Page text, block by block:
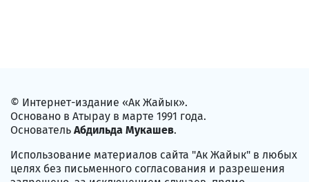
© Интернет-издание «Ак Жайык».
Основано в Атырау в марте 1991 года.
Основатель Абдильда Мукашев.
Использование материалов сайта "Ак Жайык" в любых
целях без письменного согласования и разрешения